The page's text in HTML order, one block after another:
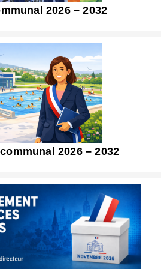
2026 – 2032
2026 – 2032